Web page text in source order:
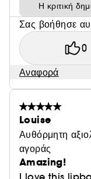
Η κριτική
Σας βοήθησε
0
Αναφορά
Louise
Αυθόρμητη
αγοράς
Amazing!
I love this